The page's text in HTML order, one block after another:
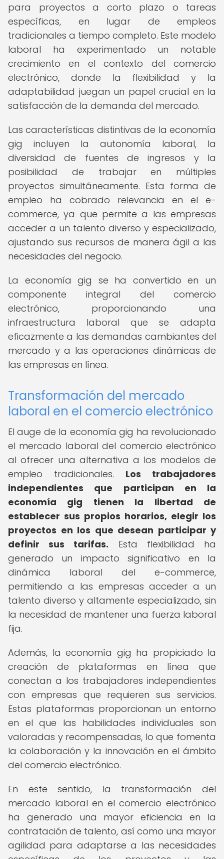
para proyectos a corto plazo o tareas
específicas, en lugar de empleos
tradicionales a tiempo completo. Este modelo
laboral ha experimentado un notable
crecimiento en el contexto del comercio
electrónico, donde la flexibilidad y la
adaptabilidad juegan un papel crucial en la
satisfacción de la demanda del mercado.
Las características distintivas de la economía
gig incluyen la autonomía laboral, la
diversidad de fuentes de ingresos y la
posibilidad de trabajar en múltiples
proyectos simultáneamente. Esta forma de
empleo ha cobrado relevancia en el e-
commerce, ya que permite a las empresas
acceder a un talento diverso y especializado,
ajustando sus recursos de manera ágil a las
necesidades del negocio.
La economía gig se ha convertido en un
componente integral del comercio
electrónico, proporcionando una
infraestructura laboral que se adapta
eficazmente a las demandas cambiantes del
mercado y a las operaciones dinámicas de
las empresas en línea.
Transformación del mercado
laboral en el comercio electrónico
El auge de la economía gig ha revolucionado
el mercado laboral del comercio electrónico
al ofrecer una alternativa a los modelos de
empleo tradicionales. Los trabajadores
independientes que participan en la
economía gig tienen la libertad de
establecer sus propios horarios, elegir los
proyectos en los que desean participar y
definir sus tarifas. Esta flexibilidad ha
generado un impacto significativo en la
dinámica laboral del e-commerce,
permitiendo a las empresas acceder a un
talento diverso y altamente especializado, sin
la necesidad de mantener una fuerza laboral
fija.
Además, la economía gig ha propiciado la
creación de plataformas en línea que
conectan a los trabajadores independientes
con empresas que requieren sus servicios.
Estas plataformas proporcionan un entorno
en el que las habilidades individuales son
valoradas y recompensadas, lo que fomenta
la colaboración y la innovación en el ámbito
del comercio electrónico.
En este sentido, la transformación del
mercado laboral en el comercio electrónico
ha generado una mayor eficiencia en la
contratación de talento, así como una mayor
agilidad para adaptarse a las necesidades